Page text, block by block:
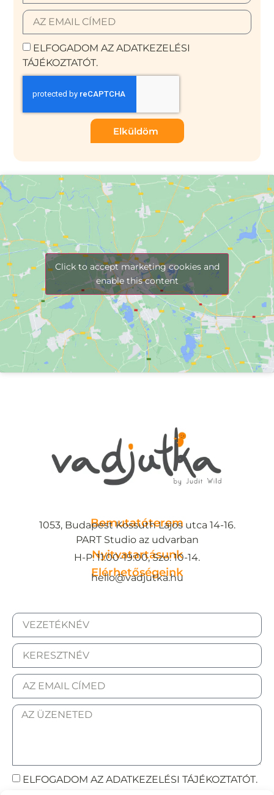
ELFOGADOM AZ ADATKEZELÉSI
TÁJÉKOZTATÓT.
Elküldöm
Click to accept marketing cookies and
enable this content
Bemutatóterem
1053, Budapest Kossuth Lajos utca 14-16.
PART Studio az udvarban
Nyitvatartásunk
H-P: 11:00-19:00, Szo: 10-14.
Elérhetőségeink
hello@vadjutka.hu
ELFOGADOM AZ ADATKEZELÉSI TÁJÉKOZTATÓT.